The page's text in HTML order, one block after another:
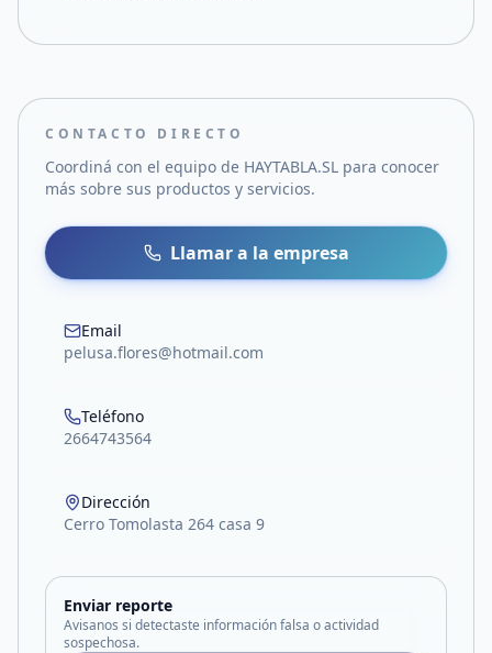
CONTACTO DIRECTO
Coordiná con el equipo de HAYTABLA.SL para conocer
más sobre sus productos y servicios.
Llamar a la empresa
Email
pelusa.flores@hotmail.com
Teléfono
2664743564
Dirección
Cerro Tomolasta 264 casa 9
Enviar reporte
Avisanos si detectaste información falsa o actividad
sospechosa.